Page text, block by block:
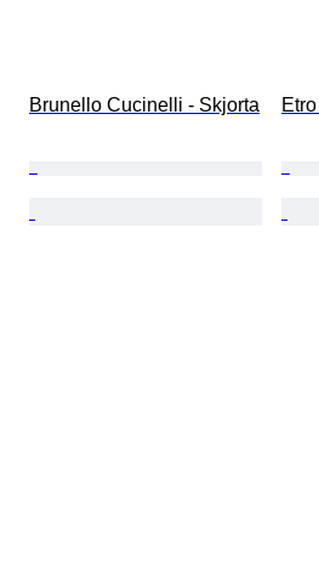
Brunello Cucinelli - Skjorta